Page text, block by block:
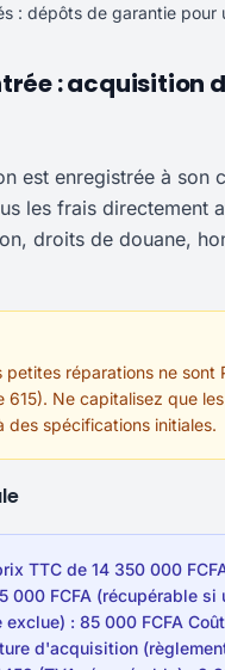
: dépôts de garantie pour
: acquisition
est enregistrée à
les frais directement
droits de douane,
réparations ne
Ne capitalisez que
des spécifications initiales.
TTC de 14 350 000
000 FCFA (récupérable
exclue) : 85 000 FCFA
d'acquisition